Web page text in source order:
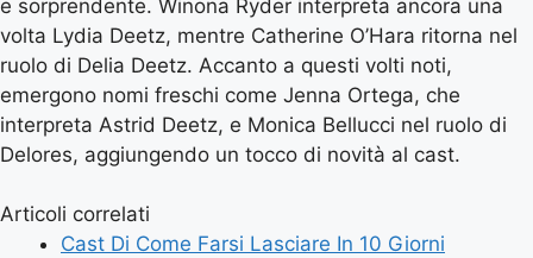
e sorprendente. Winona Ryder interpreta ancora una
volta Lydia Deetz, mentre Catherine O’Hara ritorna nel
ruolo di Delia Deetz. Accanto a questi volti noti,
emergono nomi freschi come Jenna Ortega, che
interpreta Astrid Deetz, e Monica Bellucci nel ruolo di
Delores, aggiungendo un tocco di novità al cast.
Articoli correlati
Cast Di Come Farsi Lasciare In 10 Giorni